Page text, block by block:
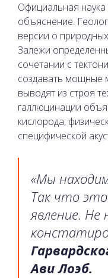
Официальная
объяснение.
версии о
Залежи
сочетании с
создавать мощные
выводят из строя
галлюцинации
кислорода,
специфической
«Мы
Так что
явление.
Ави Лоэб.